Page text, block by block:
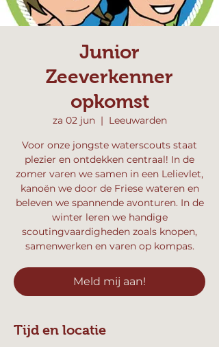
Junior
Zeeverkenner
opkomst
za 02 jun
  |
Leeuwarden
Voor onze jongste waterscouts staat
plezier en ontdekken centraal! In de
zomer varen we samen in een Lelievlet,
kanoën we door de Friese wateren en
beleven we spannende avonturen. In de
winter leren we handige
scoutingvaardigheden zoals knopen,
samenwerken en varen op kompas.
Meld mij aan!
Tijd en locatie